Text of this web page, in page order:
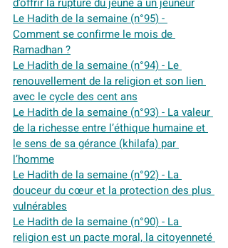
Le Hadith de la semaine (n°95) -
Comment se confirme le mois de
Ramadhan ?
Le Hadith de la semaine (n°94) - Le
renouvellement de la religion et son lien
avec le cycle des cent ans
Le Hadith de la semaine (n°93) - La valeur
de la richesse entre l’éthique humaine et
le sens de sa gérance (khilafa) par
l’homme
Le Hadith de la semaine (n°92) - La
douceur du cœur et la protection des plus
vulnérables
Le Hadith de la semaine (n°90) - La
religion est un pacte moral, la citoyenneté